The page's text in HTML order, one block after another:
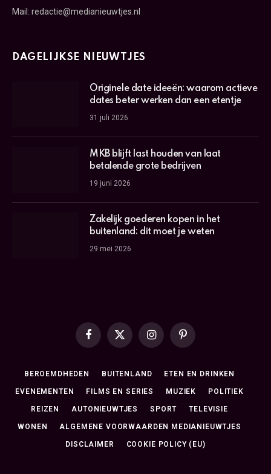
Mail: redactie@medianieuwtjes.nl
DAGELIJKSE NIEUWTJES
Originele date ideeën: waarom actieve
dates beter werken dan een etentje
31 juli 2026
MKB blijft last houden van laat
betalende grote bedrijven
19 juni 2026
Zakelijk goederen kopen in het
buitenland: dit moet je weten
29 mei 2026
Facebook
X
InstagramPinterest
BEROEMDHEDEN BUITENLAND ETEN EN DRINKEN
EVENEMENTEN FILMS EN SERIES MUZIEK POLITIEK
REIZEN AUTONIEUWTJES SPORT TELEVISIE
WONEN ALGEMENE VOORWAARDEN MEDIANIEUWTJES
DISCLAIMER COOKIE POLICY (EU)